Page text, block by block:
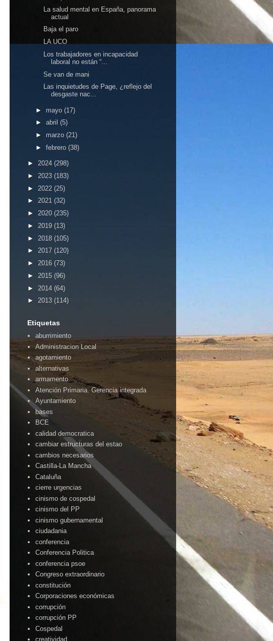
La salud mental en España, panorama
actual
Baja el paro
LA UCO
Los trabajadores en incapacidad
laboral no están “...
Se van de mani
Las inquietudes de Page, ¿reflejo del
desgaste nac...
► mayo (17)
► abril (5)
► marzo (21)
► febrero (38)
► 2024 (298)
► 2023 (183)
► 2022 (25)
► 2021 (32)
► 2020 (235)
► 2019 (13)
► 2018 (105)
► 2017 (120)
► 2016 (73)
► 2015 (96)
► 2014 (64)
► 2013 (114)
Etiquetas
aburrimiento
Administracion Local
agotamiento
alternativas
armamento
Atención Primaria. Gerencia integrada
Ayuntamiento
bases
BCE
calidad democratica
cambiar estructuras del estao
cambios necesarios
Castilla-La Mancha
Cataluña
cierre urgencias
cinismo de cospedal
cinismo del PP
cinismo gubernamental
ciudadania
conferencia
Conferencia Politica
conferencia psoe
Congreso extraordinario
constitución
Corporaciones económicas
corrupción
corrupción PP
Cospedal
creatividad